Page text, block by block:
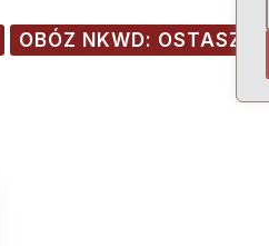
OBÓZ NKWD: